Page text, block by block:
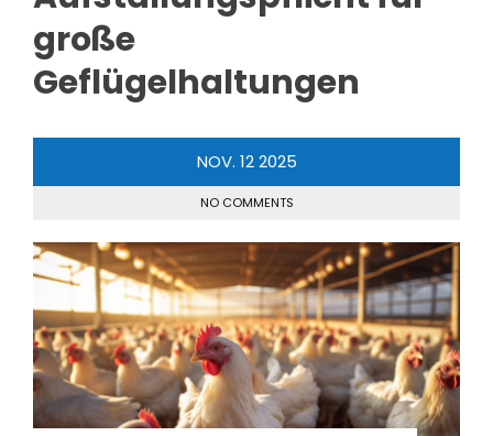
große
Geflügelhaltungen
NOV. 12 2025
NO COMMENTS